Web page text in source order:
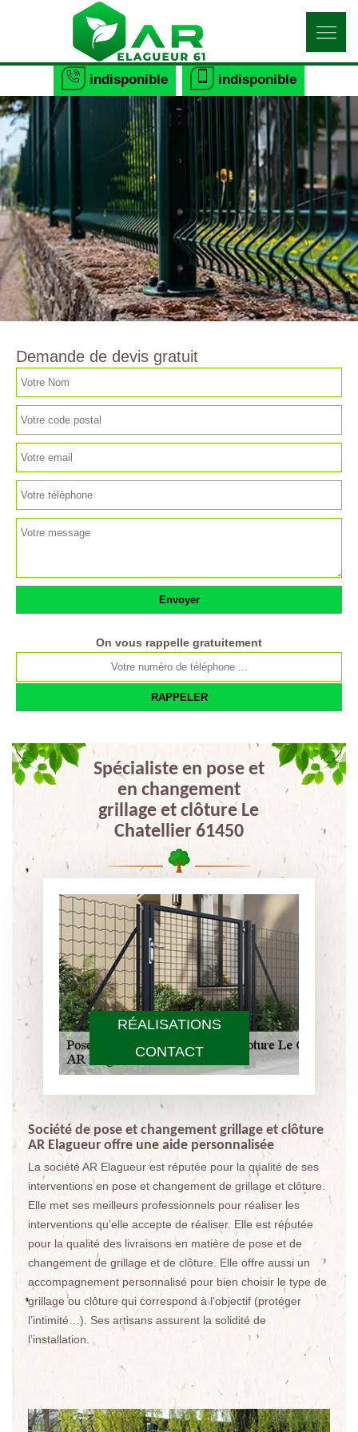
indisponible indisponible
RÉALISATIONS
CONTACT
Demande de devis gratuit
On vous rappelle gratuitement
Spécialiste en pose et
en changement
grillage et clôture Le
Chatellier 61450
Société de pose et changement grillage et clôture
AR Elagueur offre une aide personnalisée
La société AR Elagueur est réputée pour la qualité de ses
interventions en pose et changement de grillage et clôture.
Elle met ses meilleurs professionnels pour réaliser les
interventions qu’elle accepte de réaliser. Elle est réputée
pour la qualité des livraisons en matière de pose et de
changement de grillage et de clôture. Elle offre aussi un
accompagnement personnalisé pour bien choisir le type de
grillage ou clôture qui correspond à l’objectif (protéger
l’intimité…). Ses artisans assurent la solidité de
l’installation.